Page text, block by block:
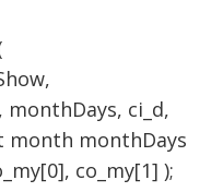
ci_d,
month monthDays
co_my[1] );